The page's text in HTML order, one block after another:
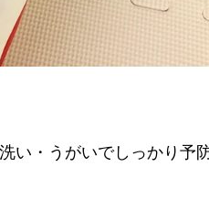
い・うがいでしっかり予